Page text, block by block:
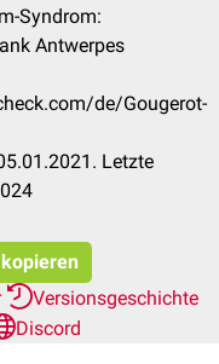
Syndrom:
Antwerpes
de/Gougerot-
Letzte
Versionsgeschichte
Discord